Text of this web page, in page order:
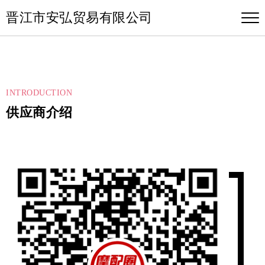
晋江市安弘贸易有限公司
INTRODUCTION
供应商介绍